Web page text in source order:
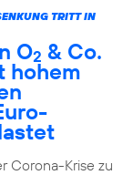
TRITT IN
O2 & Co.
hohem
Corona-Krise zu